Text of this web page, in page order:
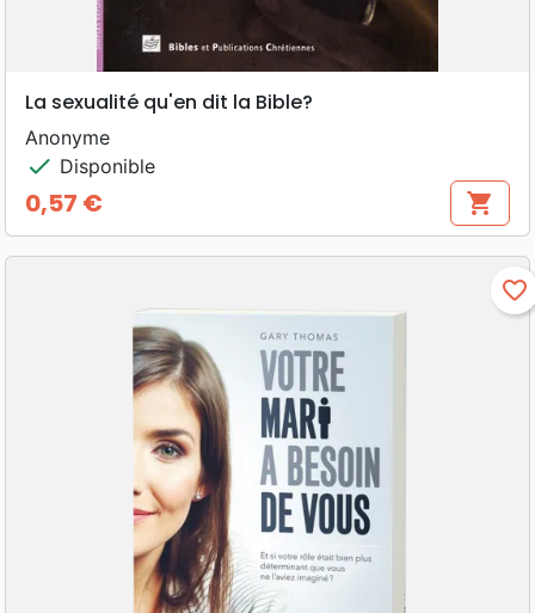
La sexualité qu'en dit la Bible?
Anonyme
check Disponible
Prix
0,57 € shopping_cart
favorite_border